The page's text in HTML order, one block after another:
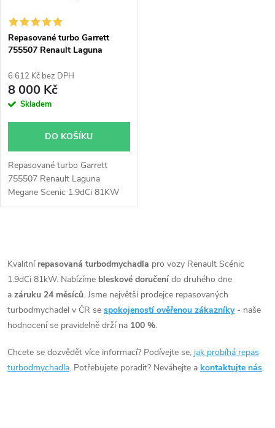
í
p
r
o
u
k
ů
s
p
r
o
d
u
k
ů
Repasované turbo Garrett
755507 Renault Laguna
6 612 Kč bez DPH
8 000 Kč
Skladem
DO KOŠÍKU
Repasované turbo Garrett
755507 Renault Laguna
Megane Scenic 1.9dCi 81KW
85KW 92KW 96KW
v
l
á
a
Kvalitní repasovaná turbodmychadla pro vozy Renault Scénic
1.9dCi 81kW. Nabízíme bleskové doručení do druhého dne
a záruku 24 měsíců. Jsme největší prodejce repasovaných
turbodmychadel v ČR se spokojeností ověřenou zákazníky - naše
hodnocení se pravidelně drží na 100 %.
Chcete se dozvědět více informací? Podívejte se, jak probíhá repas
turbodmychadla. Potřebujete poradit? Neváhejte a kontaktujte nás.